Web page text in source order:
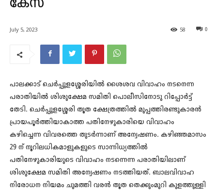
കേസ്
July 5, 2023 0
58
പാലക്കാട് ചെർപ്പുളശ്ശേരിയിൽ ശൈശവ വിവാഹം നടനെന്ന
പരാതിയിൽ ശിശുക്ഷേമ സമിതി പൊലീസിനോടു റിപ്പോർട്ട്
തേടി. ചെർപ്പുളശ്ശേരി തൂത ക്ഷേത്രത്തിൽ മുപ്പത്തിരണ്ടുകാരൻ
പ്രായപൂർത്തിയാകാത്ത പതിനേഴുകാരിയെ വിവാഹം
കഴിച്ചെന്ന വിവരത്തെ തുടർന്നാണ് അന്വേഷണം. കഴിഞ്ഞമാസം
29 ന് നൂറിലധികമാളുകളുടെ സാന്നിധ്യത്തിൽ
പതിനേഴുകാരിയുടെ വിവാഹം നടന്നെന്ന പരാതിയിലാണ്
ശിശുക്ഷേമ സമിതി അന്വേഷണം നടത്തിയത്. ബാലവിവാഹ
നിരോധന നിയമം ചുമത്തി വരൻ തൂത തെക്കുംമുറി കുളത്തുള്ളി